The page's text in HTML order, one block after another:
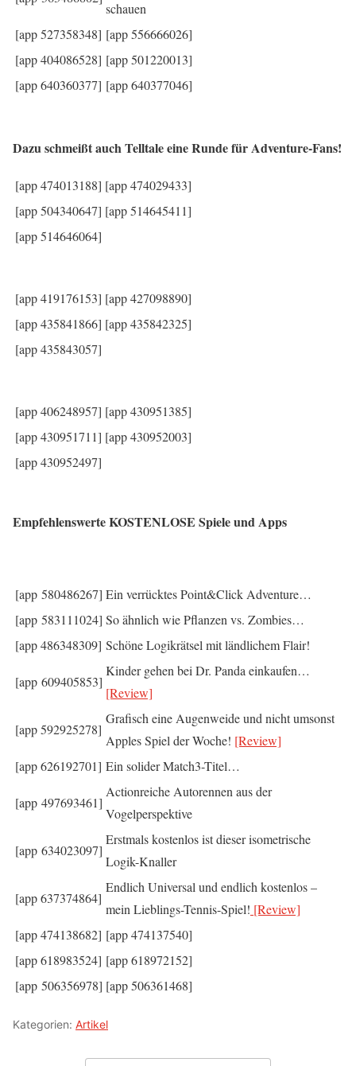
schauen
[app 527358348] [app 556666026]
[app 404086528] [app 501220013]
[app 640360377] [app 640377046]
Dazu schmeißt auch Telltale eine Runde für Adventure-Fans!
[app 474013188] [app 474029433]
[app 504340647] [app 514645411]
[app 514646064]
[app 419176153] [app 427098890]
[app 435841866] [app 435842325]
[app 435843057]
[app 406248957] [app 430951385]
[app 430951711] [app 430952003]
[app 430952497]
Empfehlenswerte KOSTENLOSE Spiele und Apps
[app 580486267] Ein verrücktes Point&Click Adventure…
[app 583111024] So ähnlich wie Pflanzen vs. Zombies…
[app 486348309] Schöne Logikrätsel mit ländlichem Flair!
[app 609405853]
Kinder gehen bei Dr. Panda einkaufen…
[Review]
[app 592925278]
Grafisch eine Augenweide und nicht umsonst
Apples Spiel der Woche! [Review]
[app 626192701] Ein solider Match3-Titel…
[app 497693461]
Actionreiche Autorennen aus der
Vogelperspektive
[app 634023097]
Erstmals kostenlos ist dieser isometrische
Logik-Knaller
[app 637374864]
Endlich Universal und endlich kostenlos –
mein Lieblings-Tennis-Spiel! [Review]
[app 474138682] [app 474137540]
[app 618983524] [app 618972152]
[app 506356978] [app 506361468]
Kategorien: Artikel